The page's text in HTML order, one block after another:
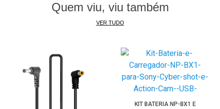
Quem viu, viu também
VER TUDO
KIT BATERIA NP-BX1 E